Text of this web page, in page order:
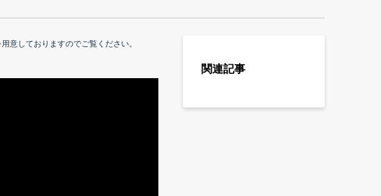
意しておりますのでご覧ください。
関連記事